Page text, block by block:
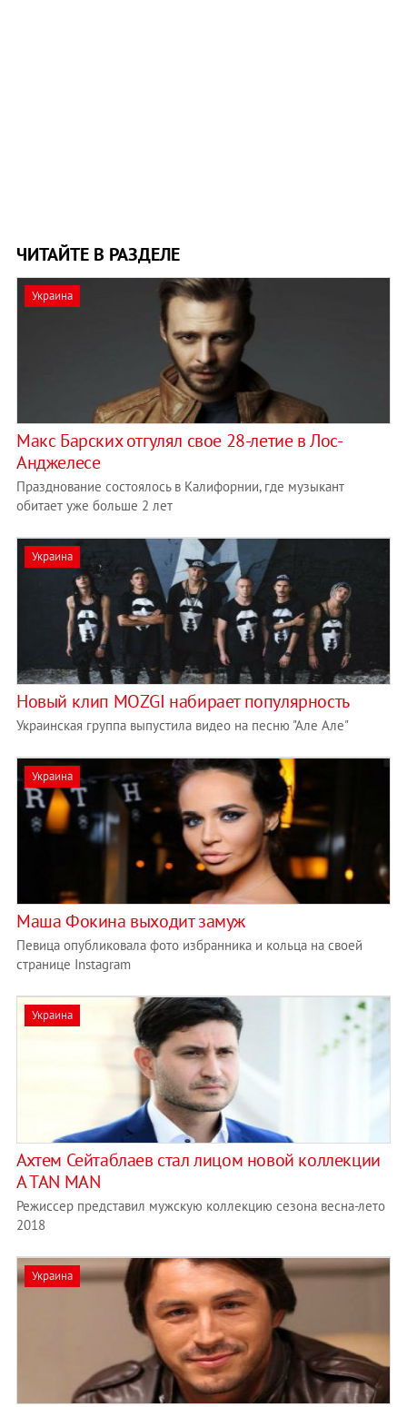
ЧИТАЙТЕ В РАЗДЕЛЕ
Украина
Макс Барских отгулял свое 28-летие в Лос-
Анджелесе
Празднование состоялось в Калифорнии, где музыкант
обитает уже больше 2 лет
Украина
Новый клип MOZGI набирает популярность
Украинская группа выпустила видео на песню "Але Але"
Украина
Маша Фокина выходит замуж
Певица опубликовала фото избранника и кольца на своей
странице Instagram
Украина
Ахтем Сейтаблаев стал лицом новой коллекции
A TAN MAN
Режиссер представил мужскую коллекцию сезона весна-лето
2018
Украина